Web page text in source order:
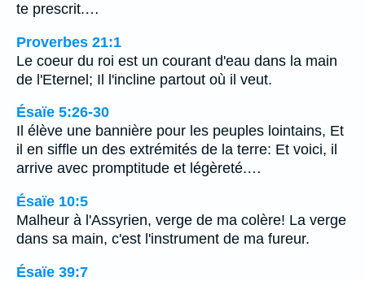
te prescrit.…
Proverbes 21:1
Le coeur du roi est un courant d'eau dans la main
de l'Eternel; Il l'incline partout où il veut.
Ésaïe 5:26-30
Il élève une bannière pour les peuples lointains, Et
il en siffle un des extrémités de la terre: Et voici, il
arrive avec promptitude et légèreté.…
Ésaïe 10:5
Malheur à l'Assyrien, verge de ma colère! La verge
dans sa main, c'est l'instrument de ma fureur.
Ésaïe 39:7